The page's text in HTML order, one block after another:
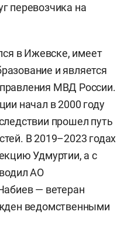
перевозчика на
в Ижевске, имеет
и является
МВД России.
начал в 2000 году
прошел путь
В 2019–2023 годах
Удмуртии, а с
АО
— ветеран
ведомственными